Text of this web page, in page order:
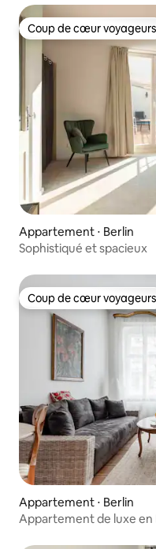
Coup de cœur voyageurs
Coup de cœur voyageurs
Appartement ⋅ Berlin
Sophistiqué et spacieux
Coup de cœur voyageurs
Coup de cœur voyageurs
Appartement ⋅ Berlin
Appartement de luxe en